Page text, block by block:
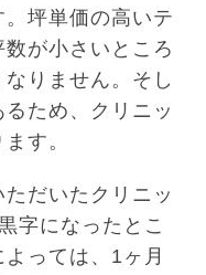
坪単価の高いテ
が小さいところ
りません。そし
ため、クリニッ
す。
だいたクリニッ
字になったとこ
っては、1ヶ月